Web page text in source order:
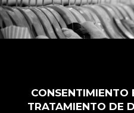
CONSENTIMIENTO
TRATAMIENTO DE